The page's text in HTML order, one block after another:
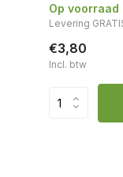
Op voorraad
Levering
€3,80
Incl. btw